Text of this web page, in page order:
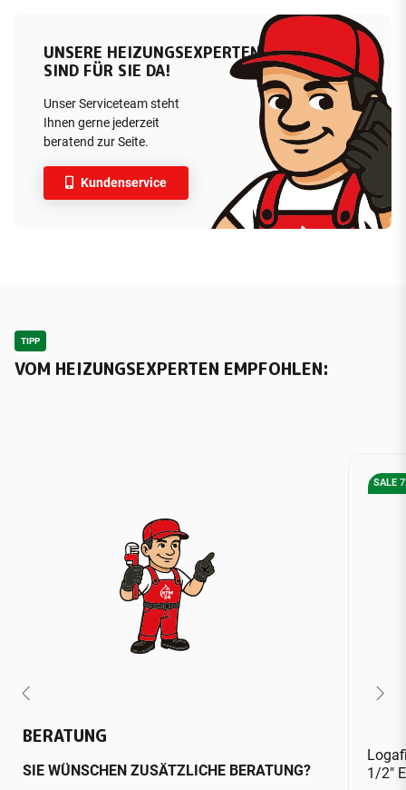
UNSERE HEIZUNGSEXPERTEN
SIND FÜR SIE DA!
Unser Serviceteam steht
Ihnen gerne jederzeit
beratend zur Seite.
Kundenservice
TIPP
VOM HEIZUNGSEXPERTEN EMPFOHLEN:
BERATUNG
SIE WÜNSCHEN ZUSÄTZLICHE BERATUNG?
SALE
1/2"